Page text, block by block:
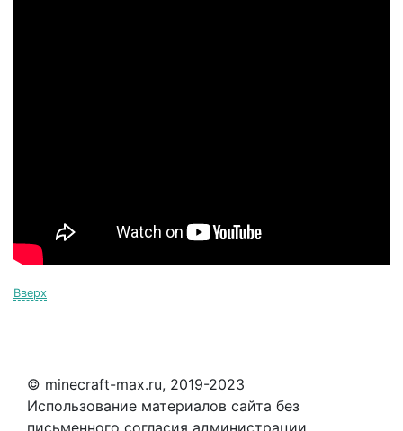
Вверх
© minecraft-max.ru, 2019-2023
Использование материалов сайта без